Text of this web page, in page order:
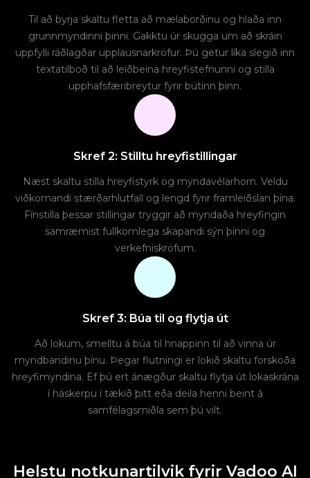
Til að byrja skaltu fletta að mælaborðinu og hlaða inn
grunnmyndinni þinni. Gakktu úr skugga um að skráin
uppfylli ráðlagðar upplausnarkröfur. Þú getur líka slegið inn
textatilboð til að leiðbeina hreyfistefnunni og stilla
upphafsfæribreytur fyrir bútinn þinn.
Skref 2: Stilltu hreyfistillingar
Næst skaltu stilla hreyfistyrk og myndavélarhorn. Veldu
viðkomandi stærðarhlutfall og lengd fyrir framleiðslan þína.
Fínstilla þessar stillingar tryggir að myndaða hreyfingin
samræmist fullkomlega skapandi sýn þinni og
verkefniskröfum.
Skref 3: Búa til og flytja út
Að lokum, smelltu á búa til hnappinn til að vinna úr
myndbandinu þínu. Þegar flutningi er lokið skaltu forskoða
hreyfimyndina. Ef þú ert ánægður skaltu flytja út lokaskrána
í háskerpu í tækið þitt eða deila henni beint á
samfélagsmiðla sem þú vilt.
Helstu notkunartilvik fyrir Vadoo AI